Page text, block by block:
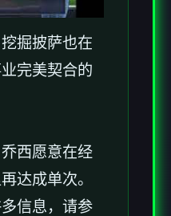
掘披萨也在
完美契合的
西愿意在经
达成单次。
信息，请参